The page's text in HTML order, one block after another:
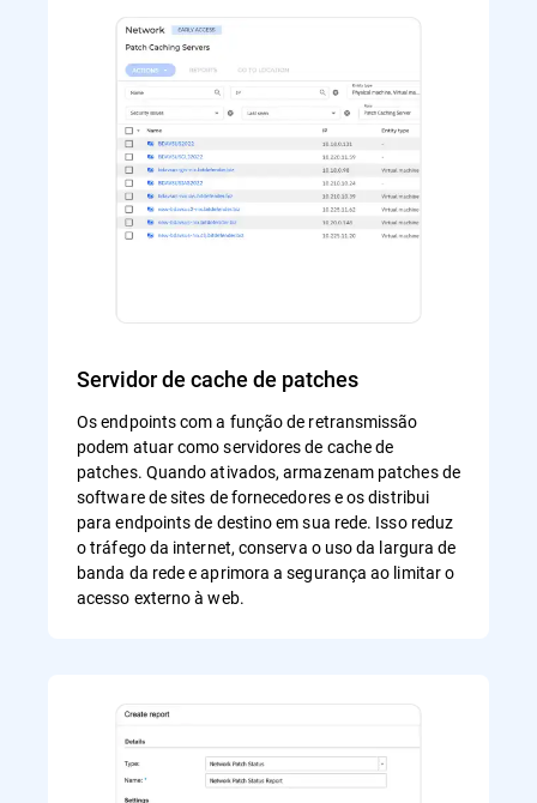
Servidor de cache de patches
Os endpoints com a função de retransmissão
podem atuar como servidores de cache de
patches. Quando ativados, armazenam patches de
software de sites de fornecedores e os distribui
para endpoints de destino em sua rede. Isso reduz
o tráfego da internet, conserva o uso da largura de
banda da rede e aprimora a segurança ao limitar o
acesso externo à web.